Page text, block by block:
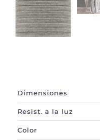
adicional
Dimensiones
Resist. a la luz
Color